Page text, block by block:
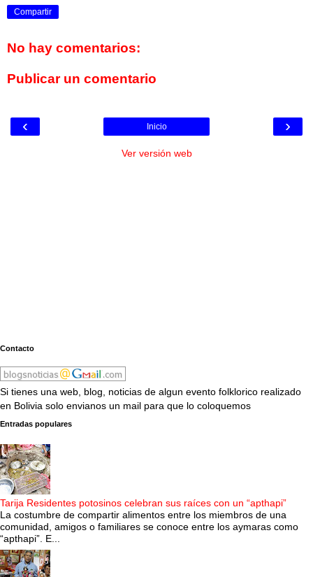
Compartir
No hay comentarios:
Publicar un comentario
‹ ›
Inicio
Ver versión web
Contacto
Si tienes una web, blog, noticias de algun evento folklorico realizado
en Bolivia solo envianos un mail para que lo coloquemos
Entradas populares
Tarija Residentes potosinos celebran sus raíces con un “apthapi”
La costumbre de compartir alimentos entre los miembros de una
comunidad, amigos o familiares se conoce entre los aymaras como
“apthapi”. E...